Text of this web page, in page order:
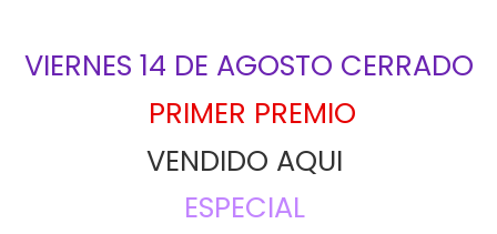
VIERNES 14 DE AGOSTO CERRADO
PRIMER PREMIO
VENDIDO AQUI
ESPECIAL